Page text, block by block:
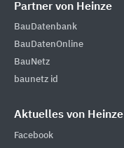
Partner von Heinze
BauDatenbank
BauDatenOnline
BauNetz
baunetz id
Aktuelles von Heinze
Facebook